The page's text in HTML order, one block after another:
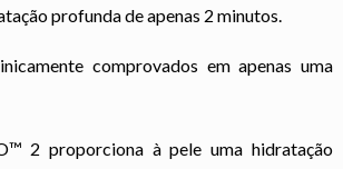
profunda de apenas 2 minutos.
comprovados em apenas uma
2 proporciona à pele uma hidratação